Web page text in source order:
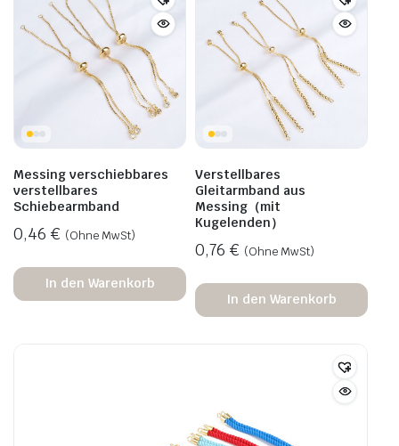
Messing verschiebbares
verstellbares
Schiebearmband
0,46 € (Ohne MwSt)
In den Warenkorb
Verstellbares
Gleitarmband aus
Messing（mit
Kugelenden）
0,76 € (Ohne MwSt)
In den Warenkorb